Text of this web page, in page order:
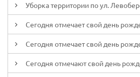
Уборка территории по ул.
Сегодня отмечает свой день
Сегодня отмечает свой день
Сегодня отмечают свой день